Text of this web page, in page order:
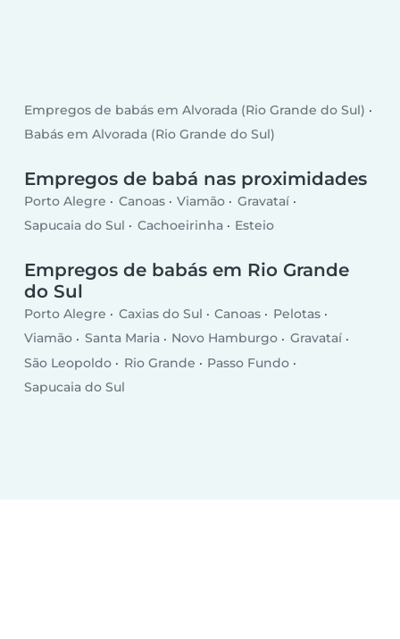
Empregos de babás em Alvorada (Rio Grande do Sul)
Babás em Alvorada (Rio Grande do Sul)
Empregos de babá nas proximidades
Porto Alegre Canoas Viamão
Gravataí
Sapucaia do Sul
Cachoeirinha Esteio
Empregos de babás em Rio Grande
do Sul
Porto Alegre Caxias do Sul Canoas
Pelotas
Viamão
Santa Maria Novo Hamburgo
Gravataí
São Leopoldo
Rio Grande
Passo Fundo
Sapucaia do Sul